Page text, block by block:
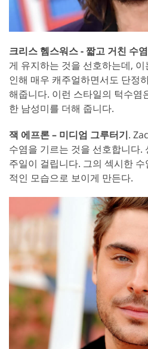
크리스 헴스워스 - 짧고 거친 수염
게 유지하는 것을 선호하는데,
인해 매우 캐주얼하면서도 단정
해줍니다. 이런 스타일의 턱수염
한 남성미를 더해 줍니다.
잭 에프론 – 미디엄 그루터기.
수염을 기르는 것을 선호합니다.
주일이 걸립니다. 그의 섹시한
적인 모습으로 보이게 만든다.